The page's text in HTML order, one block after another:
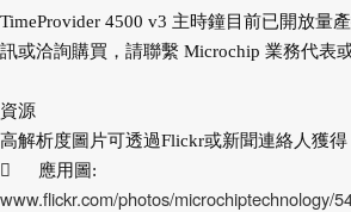
TimeProvider 4500 v3 主時鐘目前已開放量
訊或洽詢購買，請聯繫 Microchip 業務代表
資源
高解析度圖片可透過Flickr或新聞連絡人獲得

應用圖:
www.flickr.com/photos/microchiptechnology/